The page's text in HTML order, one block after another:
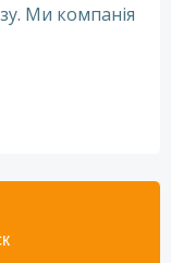
Ми компанія